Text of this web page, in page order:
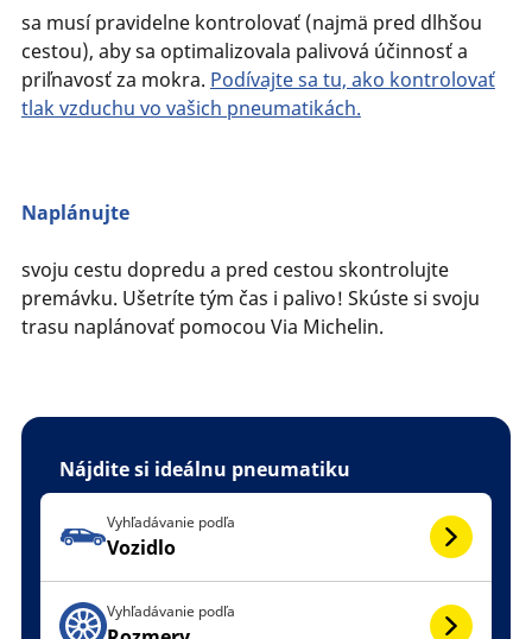
sa musí pravidelne kontrolovať (najmä pred dlhšou
cestou), aby sa optimalizovala palivová účinnosť a
priľnavosť za mokra. Podívajte sa tu, ako kontrolovať
tlak vzduchu vo vašich pneumatikách.
Naplánujte
svoju cestu dopredu a pred cestou skontrolujte
premávku. Ušetríte tým čas i palivo! Skúste si svoju
trasu naplánovať pomocou Via Michelin.
Nájdite si ideálnu pneumatiku
Vyhľadávanie podľa
Vozidlo
Vyhľadávanie podľa